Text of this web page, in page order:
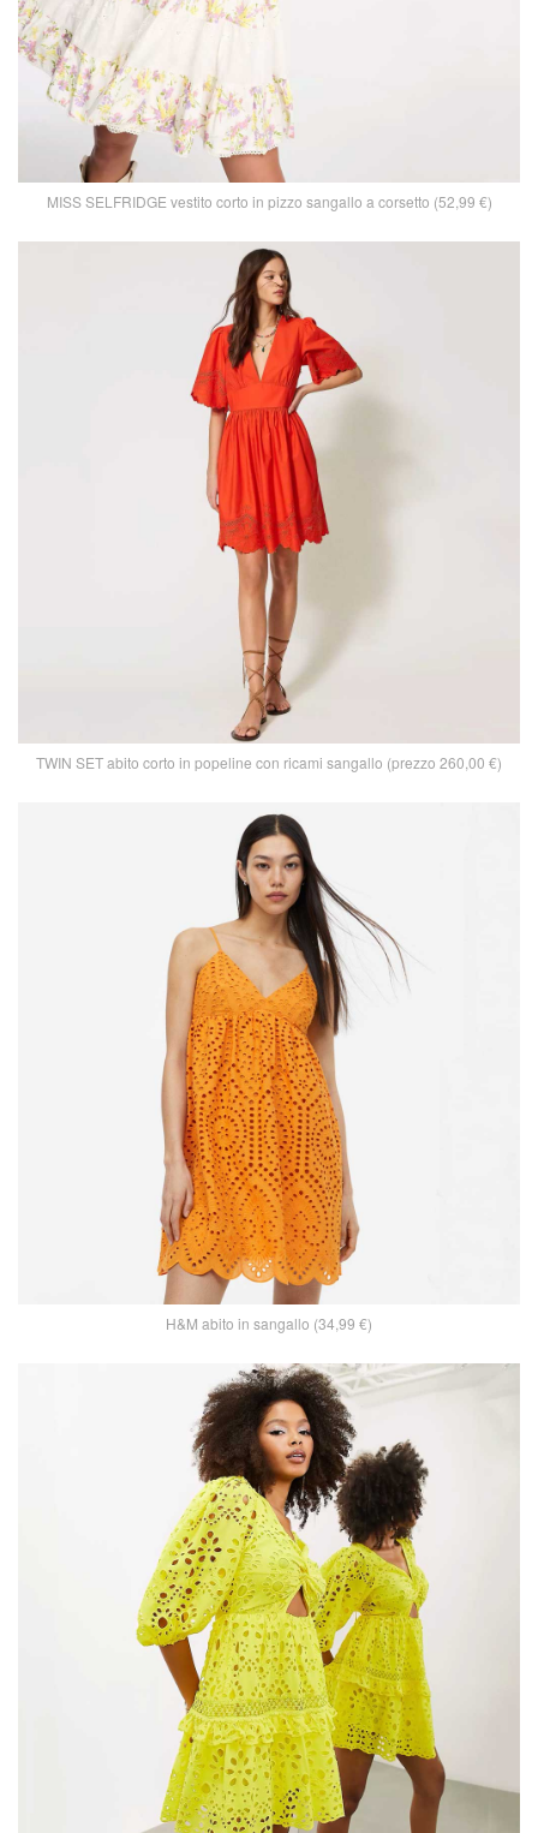
MISS SELFRIDGE vestito corto in pizzo sangallo a corsetto (52,99 €)
TWIN SET abito corto in popeline con ricami sangallo (prezzo 260,00 €)
H&M abito in sangallo (34,99 €)